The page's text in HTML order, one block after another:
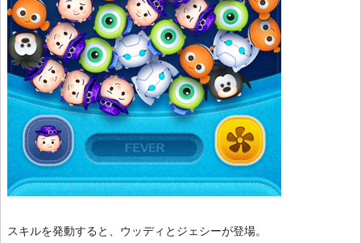
スキルを発動すると、ウッディとジェシーが登場。